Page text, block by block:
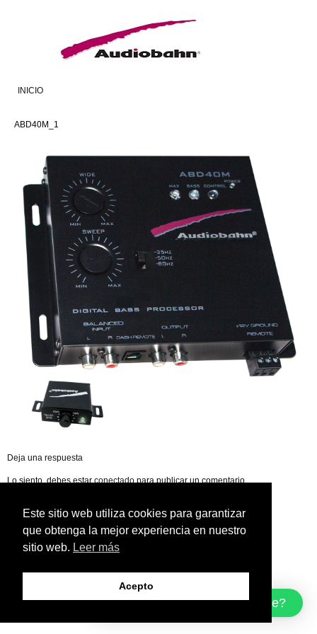
INICIO
ABD40M_1
Deja una respuesta
Lo siento, debes estarconectadopara publicar un comentario.
¿Cómo podemos ayudarte?
Este sitio web utiliza cookies para garantizar
que obtenga la mejor experiencia en nuestro
sitio web. Leer más
Acepto